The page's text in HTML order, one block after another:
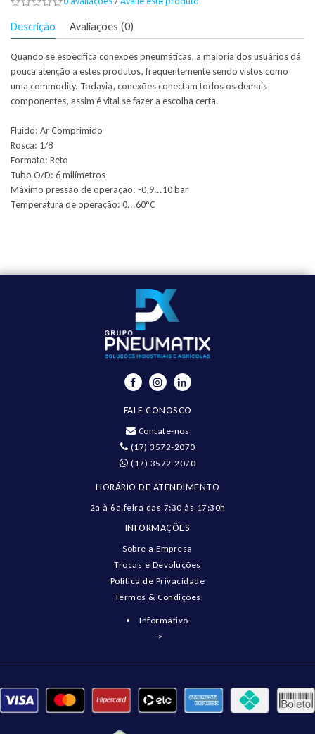
Descrição Avaliações (0)
Quando se especifica conexões pneumáticas, a maioria dos usuários dá
pouca atenção a estes produtos, frequentemente sendo vistos como
uma commodity. Todavia, conexões conectam todos os demais
componentes, assim é vital se fazer a escolha certa.
Fluido: Ar Comprimido
Rosca: 1/8
Formato: Reto
Tubo O/D: 6 milímetros
Máximo pressão de operação: -0,9...10 bar
Temperatura de operação: 0...60°C
FALE CONOSCO
Contate-nos
(17) 3572-2070
(17) 3572-2070
HORÁRIO DE ATENDIMENTO
2a à 6a.feira das 7:30 às 17:30h
INFORMAÇÕES
Sobre a Empresa
Trocas e Devoluções
Política de Privacidade
Termos & Condições
Informativo
-->